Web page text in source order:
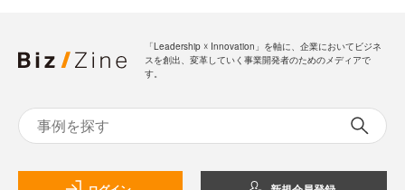
「Leadership ☓ Innovation」を軸に、企業においてビジネ
スを創出、変革していく事業開発者のためのメディアで
す。